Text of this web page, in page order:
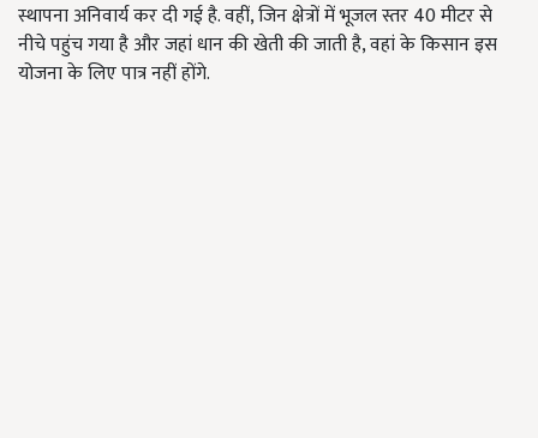
स्थापना अनिवार्य कर दी गई है. वहीं, जिन क्षेत्रों में भूजल स्तर 40 मीटर से
नीचे पहुंच गया है और जहां धान की खेती की जाती है, वहां के किसान इस
योजना के लिए पात्र नहीं होंगे.